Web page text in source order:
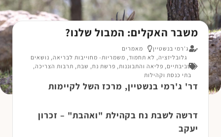
משבר האקלים: המבול שלנו?
ג'רמי בנשטיין
מאמרים
גלובליזציה, לא תחמוד, משמריות- מחוייבות לבריאה, נושאים
סביבתיים, פליאה והתבוננות, פרשת נח, שבת, תרבות הצריכה,
בתי כנסת וקהילות
דר' ג'רמי בנשטיין, מרכז השל לקיימות
דרשה לשבת נח בקהילת "ואהבת" – זכרון
יעקב